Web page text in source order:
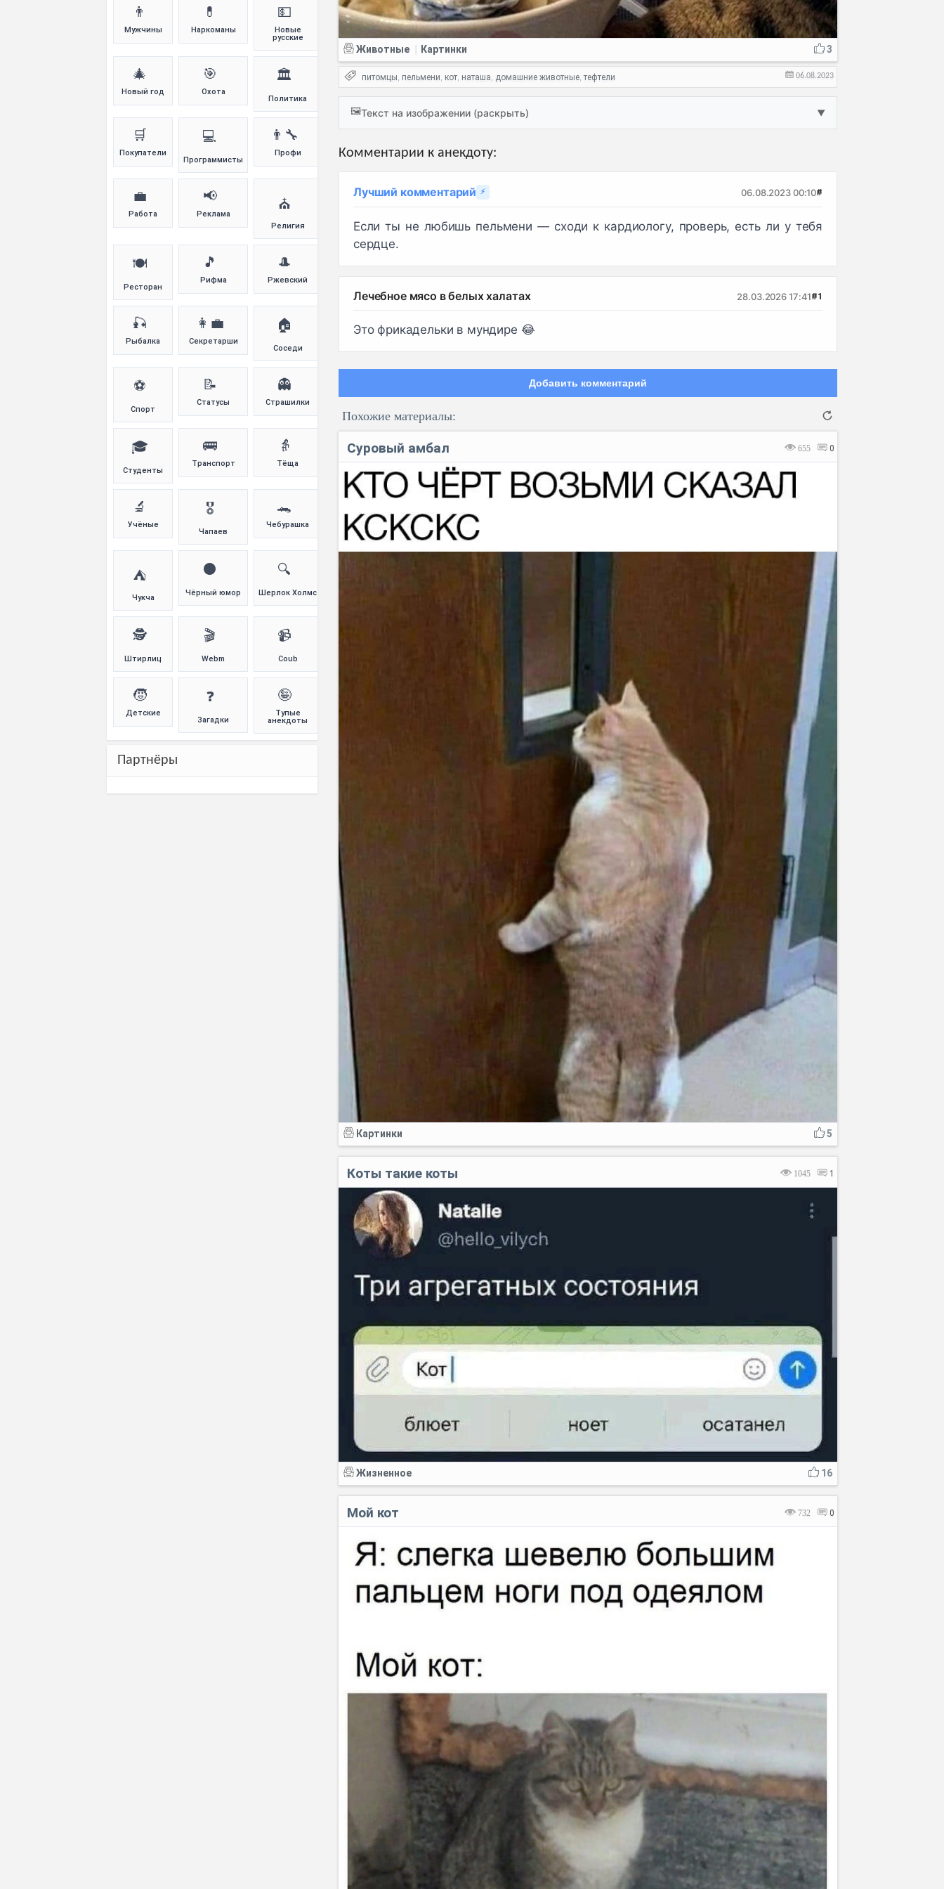
3
Животные Картинки
06.08.2023
питомцы, пельмени, кот, наташа, домашние животные,тефтели
🖼️Текст на изображении (раскрыть) ▼
Комментарии к анекдоту:
Лучший комментарий ⚡ 06.08.2023 00:10#
Если ты не любишь пельмени — сходи к кардиологу, проверь, есть ли у тебя
сердце.
Лечебное мясо в белых халатах 28.03.2026 17:41#1
Это фрикадельки в мундире 😂
Добавить комментарий
Похожие материалы:
655 0
Суровый амбал
5
Картинки
1045 1
Коты такие коты
16
Жизненное
732 0
Мой кот
👨
Мужчины
💊
Наркоманы
💵
Новые
русские
🎄
Новый год
🎯
Охота
🏛️
Политика
🛒
Покупатели
💻
Программисты
👨‍🔧
Профи
💼
Работа
📢
Реклама
⛪
Религия
🍽️
Ресторан
🎵
Рифма
🎩
Ржевский
🎣
Рыбалка
👩‍💼
Секретарши
🏠
Соседи
⚽
Спорт
📝
Статусы
👻
Страшилки
🎓
Студенты
🚌
Транспорт
👵
Тёща
🔬
Учёные
🎖️
Чапаев
🐊
Чебурашка
⛺
Чукча
⚫
Чёрный юмор
🔍
Шерлок Холмс
🕵️
Штирлиц
🎬
Webm
📹
Coub
🧒
Детские
❓
Загадки
🤪
Тупые
анекдоты
Партнёры